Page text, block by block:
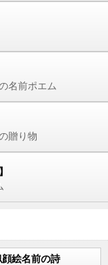
名前ポエム
贈り物
顔絵名前の詩